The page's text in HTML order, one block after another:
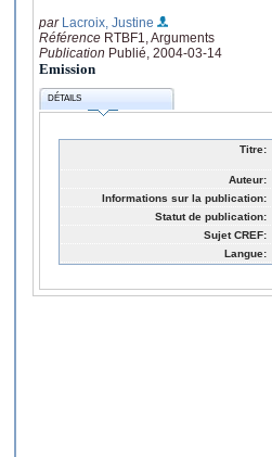
par Lacroix, Justine
Référence RTBF1, Arguments
Publication Publié, 2004-03-14
Emission
DÉTAILS
Titre:
Auteur:
Informations sur la publication:
Statut de publication:
Sujet CREF:
Langue: